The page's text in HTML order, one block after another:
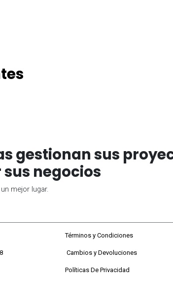
gestionan sus
negocios
mejor lugar.
68#92-22Términos y Condiciones
Cambios y Devoluciones
a viernes Políticas De Privacidad